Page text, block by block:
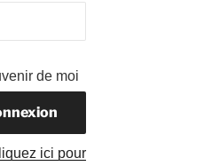
de moi
ici pour